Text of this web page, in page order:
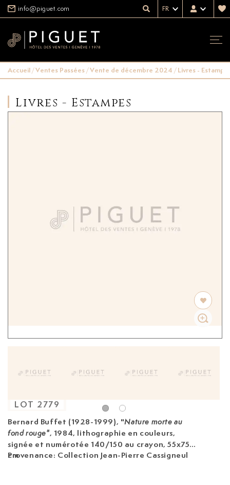
info@piguet.com FR
Accueil/Ventes Passées/Vente de décembre 2024 /Livres -
Livres - Estampes
Bernard Buffet (1928-1999), "Nature morte au
fond rouge", 1984, lithographie en couleurs,
signée et numérotée 140/150 au crayon, 55x75
cm
Provenance: Collection Jean-Pierre Cassigneul
LOT 2779